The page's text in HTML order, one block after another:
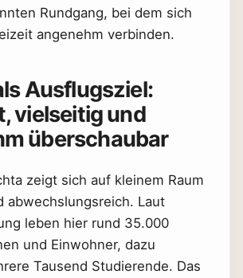
Rundgang, bei dem sich
angenehm verbinden.
Ausflugsziel:
vielseitig und
überschaubar
zeigt sich auf kleinem Raum
abwechslungsreich. Laut
leben hier rund 35.000
und Einwohner, dazu
Tausend Studierende. Das